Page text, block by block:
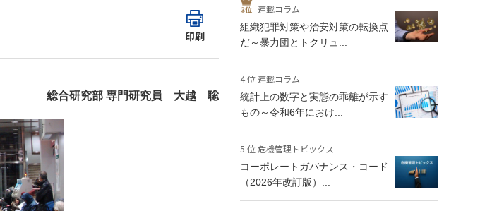
印刷
総合研究部 専門研究員 大越 聡
連載コラム
組織犯罪対策や治安対策の転換点
だ～暴力団とトクリュ...
4 位 連載コラム
統計上の数字と実態の乖離が示す
もの～令和6年におけ...
5 位 危機管理トピックス
コーポレートガバナンス・コード
（2026年改訂版）...